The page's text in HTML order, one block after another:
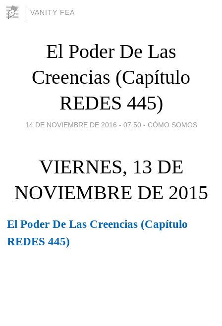
VANITY FEA
El Poder De Las
Creencias (Capítulo
REDES 445)
14 DE NOVIEMBRE DE 2016 - 07:50 - CÓMO SOMOS
VIERNES, 13 DE
NOVIEMBRE DE 2015
El Poder De Las Creencias (Capítulo
REDES 445)